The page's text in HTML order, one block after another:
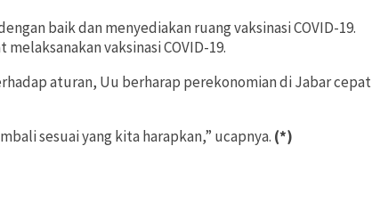
baik dan menyediakan ruang vaksinasi COVID-19.
vaksinasi COVID-19.
aturan, Uu berharap perekonomian di Jabar cepat
sesuai yang kita harapkan,” ucapnya. (*)